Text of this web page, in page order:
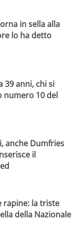
in sella alla
lo ha detto
39 anni, chi si
numero 10 del
anche Dumfries
il
rapine: la triste
della Nazionale